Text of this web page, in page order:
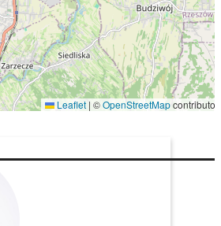
Leaflet | ©OpenStreetMap